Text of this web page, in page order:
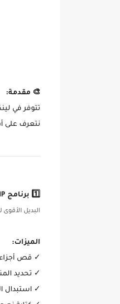
🎨 مقدمة:
تتوفر في
نتعرف على
1️⃣ برنامج GIMP (المحرر المتقدم)
البديل
الميزات:
✓ قص
✓ تحديد
✓ استبدال